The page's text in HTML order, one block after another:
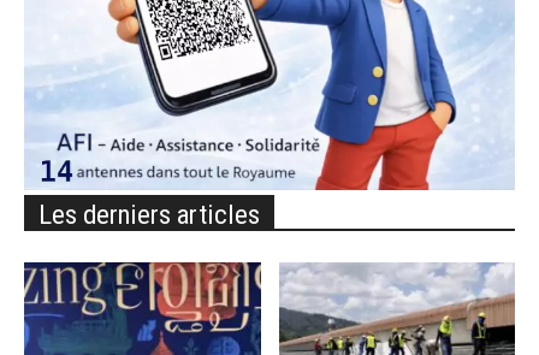
Les derniers articles